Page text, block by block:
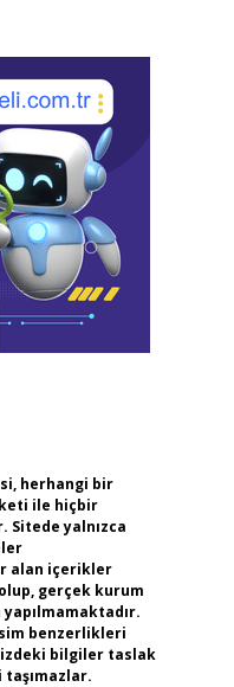
herhangi bir
ile hiçbir
Sitede yalnızca
alan içerikler
gerçek kurum
benzerlikleri
bilgiler taslak